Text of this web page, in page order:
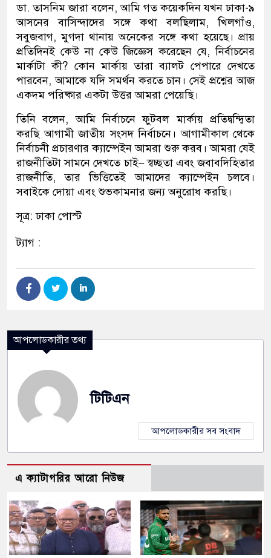
ডা. তাসনিম জারা বলেন, আমি গত কয়েকদিন যখন ঢাকা-৯
আসনের বাসিন্দাদের সঙ্গে কথা বলছিলাম, খিলগাঁও,
সবুজবাগ, মুগদা থানায় অনেকের সঙ্গে কথা হয়েছে। প্রায়
প্রতিদিনই কেউ না কেউ জিজ্ঞেস করেছেন যে, নির্বাচনের
মার্কাটা কী? কোন মার্কায় তারা ব্যালট পেপারে দেখতে
পারবেন, আমাকে যদি সমর্থন করতে চান। সেই প্রশ্নের আজ
একদম পরিষ্কার একটা উত্তর আমরা পেয়েছি।
তিনি বলেন, আমি নির্বাচনে ফুটবল মার্কায় প্রতিদ্বন্দ্বিতা
করছি আগামী জাতীয় সংসদ নির্বাচনে। আগামীকাল থেকে
নির্বাচনী প্রচারণার ক্যাম্পেইন আমরা শুরু করব। আমরা যেই
রাজনীতিটা সামনে দেখতে চাই– স্বচ্ছতা এবং জবাবদিহিতার
রাজনীতি, তার ভিত্তিতেই আমাদের ক্যাম্পেইন চলবে।
সবাইকে দোয়া এবং শুভকামনার জন্য অনুরোধ করছি।
সূত্র: ঢাকা পোস্ট
ট্যাগ :
আপলোডকারীর তথ্য
টিটিএন
আপলোডকারীর সব সংবাদ
এ ক্যাটাগরির আরো নিউজ